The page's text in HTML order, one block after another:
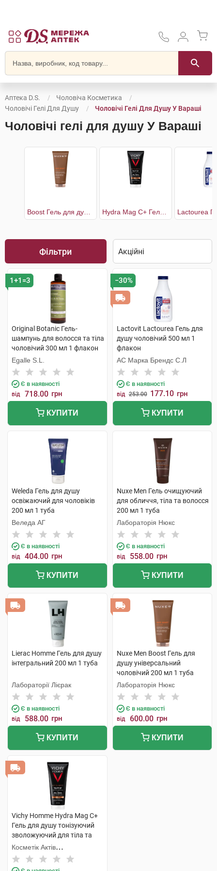
Аптека D.S.
Чоловіча Косметика
Чоловічі Гелі Для Душу
Чоловічі Гелі Для Душу У Вараші
Чоловічі гелі для душу У Вараші
Фільтри
1+1=3
Original Botanic Гель-
шампунь для волосся та тіла
чоловічий 300 мл 1 флакон
Egalle S.L.
Є в наявності
від 718.00 грн
КУПИТИ
−30%
Lactovit Lactourea Гель для
душу чоловічий 500 мл 1
флакон
АС Марка Брендс С.Л
Є в наявності
від 253.00 177.10 грн
КУПИТИ
Weleda Гель для душу
освіжаючий для чоловіків
200 мл 1 туба
Веледа АГ
Є в наявності
від 404.00 грн
КУПИТИ
Nuxe Men Гель очищуючий
для обличчя, тіла та волосся
200 мл 1 туба
Лабораторія Нюкс
Є в наявності
від 558.00 грн
КУПИТИ
Lierac Homme Гель для душу
інтегральний 200 мл 1 туба
Лабораторії Лієрак
Є в наявності
від 588.00 грн
КУПИТИ
Nuxe Men Boost Гель для
душу універсальний
чоловічий 200 мл 1 туба
Лабораторія Нюкс
Є в наявності
від 600.00 грн
КУПИТИ
Vichy Homme Hydra Mag C+
Гель для душу тонізуючий
зволожуючий для тіла та
волосся 200 мл 1 туба
Косметік Актів
Інтернаціональ